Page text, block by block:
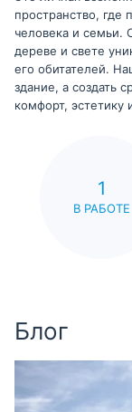
пространство, где
человека и семьи.
дереве и свете
его обитателей.
здание, а создать
комфорт,
1
В РАБОТЕ
Блог